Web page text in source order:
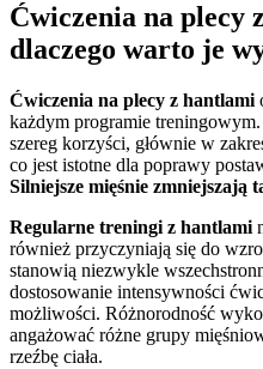
Ćwiczenia na
dlaczego warto je
Ćwiczenia na plecy z hantlami
każdym programie
szereg korzyści, głównie w
co jest istotne dla poprawy
Silniejsze mięśnie zmniejszają
Regularne treningi z hantlami
również przyczyniają się do
stanowią niezwykle
dostosowanie intensywności
możliwości. Różnorodność
angażować różne grupy
rzeźbę ciała.